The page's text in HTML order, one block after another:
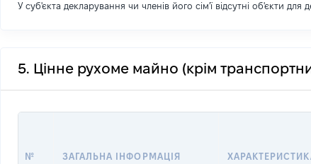
У суб'єкта декларування чи членів його сім'ї відсутні об'єкти для
5. Цінне рухоме майно (крім
№ ЗАГАЛЬНА ІНФОРМАЦІЯ